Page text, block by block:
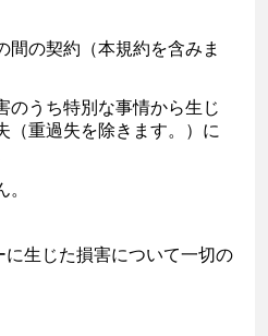
の契約（本規約を含みま
のうち特別な事情から生じ
（重過失を除きます。）に
生じた損害について一切の